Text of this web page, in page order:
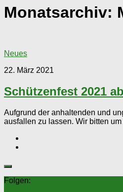
Monatsarchiv:
Neues
22. März 2021
Schützenfest 2021
Aufgrund der anhaltenden und
ausfallen zu lassen. Wir bitten
Folgen: